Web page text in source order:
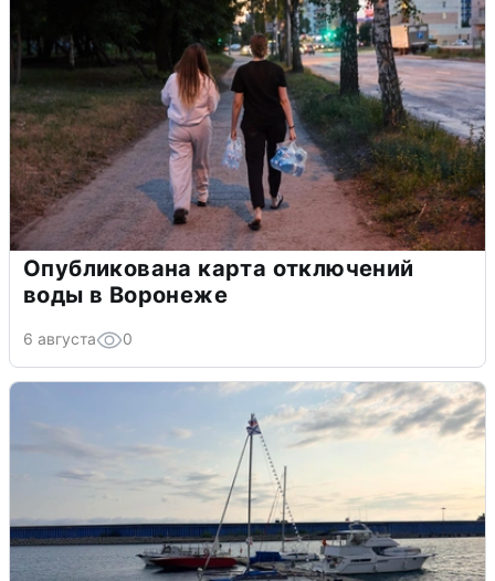
Опубликована карта отключений
воды в Воронеже
6 августа 0